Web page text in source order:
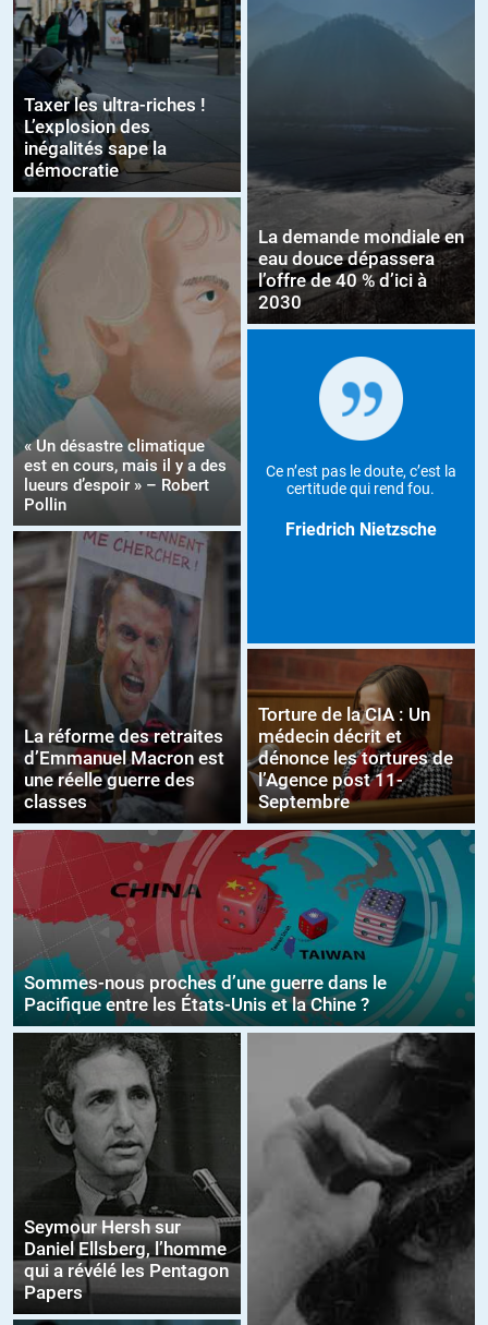
Taxer les ultra-riches !
L’explosion des
inégalités sape la
démocratie
« Un désastre climatique
est en cours, mais il y a des
lueurs d’espoir » – Robert
Pollin
La réforme des retraites
d’Emmanuel Macron est
une réelle guerre des
classes
La demande mondiale en
eau douce dépassera
l’offre de 40 % d’ici à
2030
Ce n’est pas le doute, c’est la
certitude qui rend fou.
Friedrich Nietzsche
Torture de la CIA : Un
médecin décrit et
dénonce les tortures de
l’Agence post 11-
Septembre
Sommes-nous proches d’une guerre dans le
Pacifique entre les États-Unis et la Chine ?
Seymour Hersh sur
Daniel Ellsberg, l’homme
qui a révélé les Pentagon
Papers